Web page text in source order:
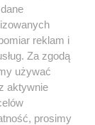
z nami
reklam i
Za zgodą
używać
aktywnie
prosimy